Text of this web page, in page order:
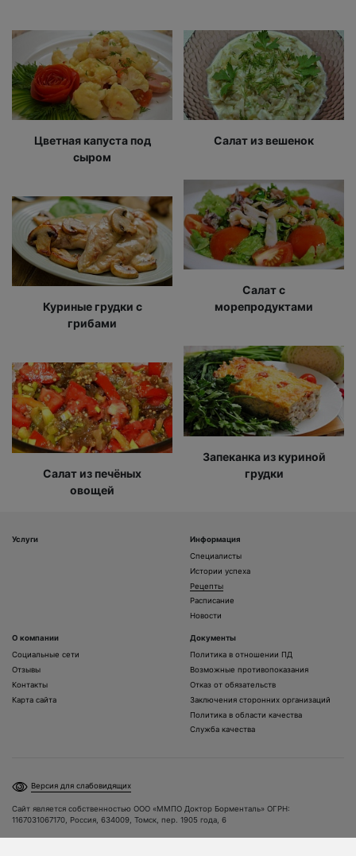
Цветная капуста под
сыром
Куриные грудки с
грибами
Салат из печёных
овощей
Салат из вешенок
Салат с
морепродуктами
Запеканка из куриной
грудки
Услуги
Информация
Специалисты
Истории успеха
Рецепты
Расписание
Новости
О компании
Социальные сети
Отзывы
Контакты
Карта сайта
Документы
Политика в отношении ПД
Возможные противопоказания
Отказ от обязательств
Заключения сторонних организаций
Политика в области качества
Служба качества
Версия для слабовидящих
Сайт является собственностью ООО «ММПО Доктор Борменталь» ОГРН:
1167031067170, Россия, 634009, Томск, пер. 1905 года, 6